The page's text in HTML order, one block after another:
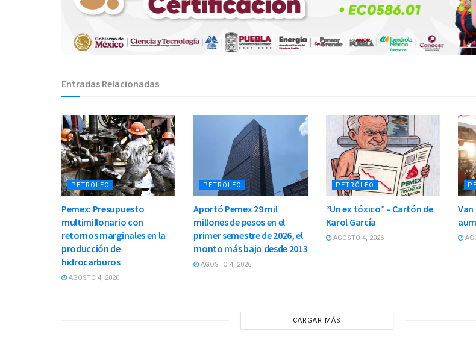
Entradas Relacionadas
PETRÓLEO
Pemex: Presupuesto
multimillonario con
retornos marginales en la
producción de
hidrocarburos
AGOSTO 4, 2026
PETRÓLEO
Aportó Pemex 29 mil
millones de pesos en el
primer semestre de 2026, el
monto más bajo desde 2013
AGOSTO 4, 2026
PETRÓLEO
“Un ex tóxico” – Cartón de
Karol García
AGOSTO 4, 2026
CARGAR MÁS